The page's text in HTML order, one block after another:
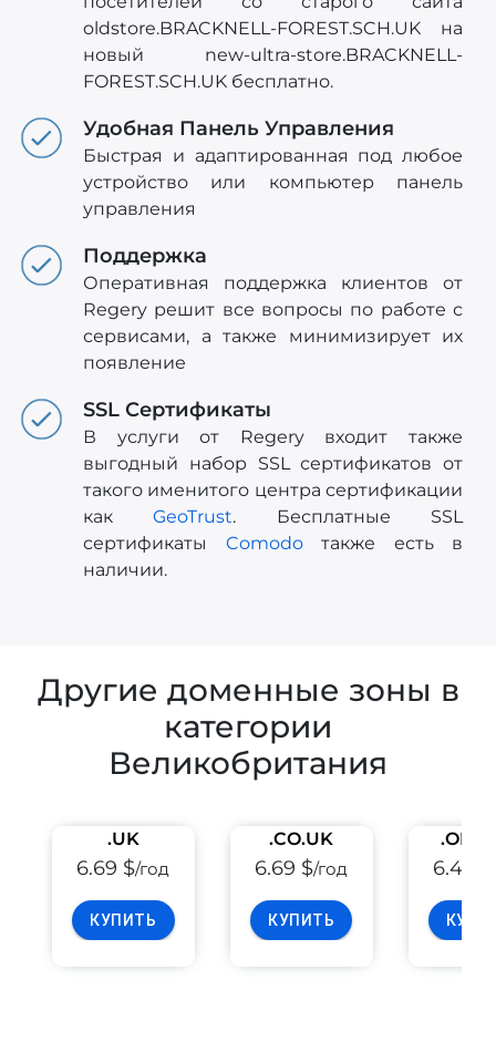
oldstore.BRACKNELL-FOREST.SCH.UK на
новый new-ultra-store.BRACKNELL-
FOREST.SCH.UK бесплатно.
Удобная Панель Управления
Быстрая и адаптированная под любое
устройство или компьютер панель
управления
Поддержка
Оперативная поддержка клиентов от
Regery решит все вопросы по работе с
сервисами, а также минимизирует их
появление
SSL Сертификаты
В услуги от Regery входит также
выгодный набор SSL сертификатов от
такого именитого центра сертификации
какGeoTrust. Бесплатные SSL
сертификаты Comodoтакже есть в
наличии.
Другие доменные зоны в
категории
Великобритания
.UK
6.69 $/год
КУПИТЬ
.CO.UK
6.69 $/год
КУПИТЬ
6.49 $